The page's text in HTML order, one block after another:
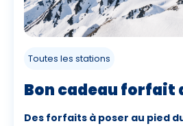
Toutes les stations
Bon cadeau forfait
Des forfaits à poser au pied